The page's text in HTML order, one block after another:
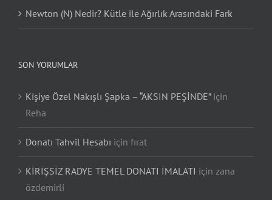
Newton (N) Nedir? Kütle ile Ağırlık Arasındaki Fark
SON YORUMLAR
Kişiye Özel Nakışlı Şapka – “AKSIN PEŞİNDE”için
Reha
Donatı Tahvil Hesabı için fırat
KİRİŞSİZ RADYE TEMEL DONATI İMALATI için zana
özdemirli